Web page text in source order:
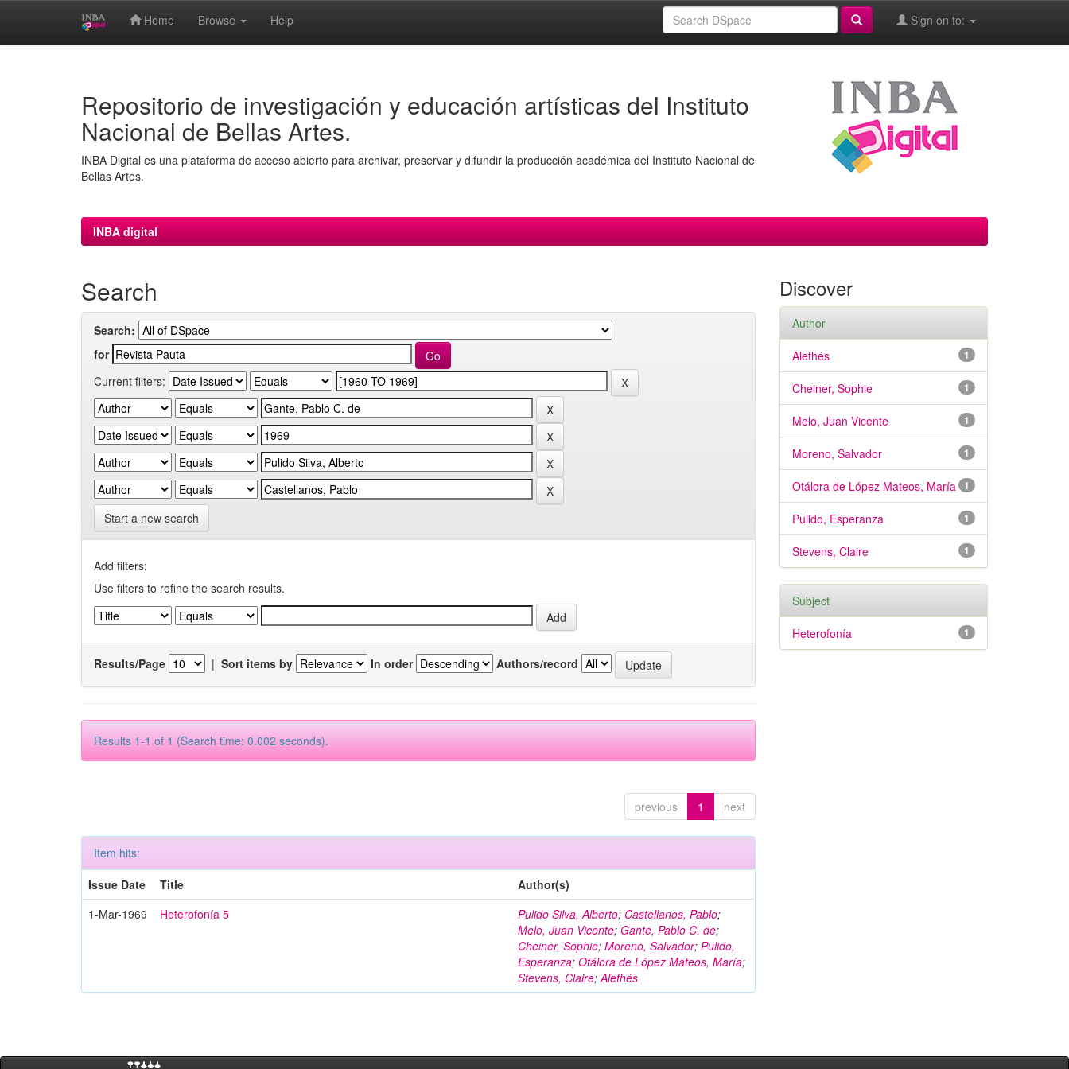
Home Browse Help Sign on to:
Repositorio de investigación y educación artísticas del Instituto
Nacional de Bellas Artes.
INBA Digital es una plataforma de acceso abierto para archivar, preservar y difundir la producción académica del Instituto Nacional de
Bellas Artes.
INBA digital
Search
Search:
for
Current filters:
Start a new search
Add filters:
Use filters to refine the search results.
Results/Page | Sort items by In order Authors/record
Results 1-1 of 1 (Search time: 0.002 seconds).
previous 1 next
Item hits:
Issue Date
Title
Author(s)
1-Mar-1969
Heterofonía 5 Pulido Silva, Alberto; Castellanos, Pablo;
Melo, Juan Vicente;Gante, Pablo C. de;
Cheiner, Sophie;Moreno, Salvador;Pulido,
Esperanza;Otálora de López Mateos, María;
Stevens, Claire;Alethés
Discover
Author
1
Alethés
1
Cheiner, Sophie
1
Melo, Juan Vicente
1
Moreno, Salvador
1
Otálora de López Mateos, María
1
Pulido, Esperanza
1
Stevens, Claire
Subject
1
Heterofonía